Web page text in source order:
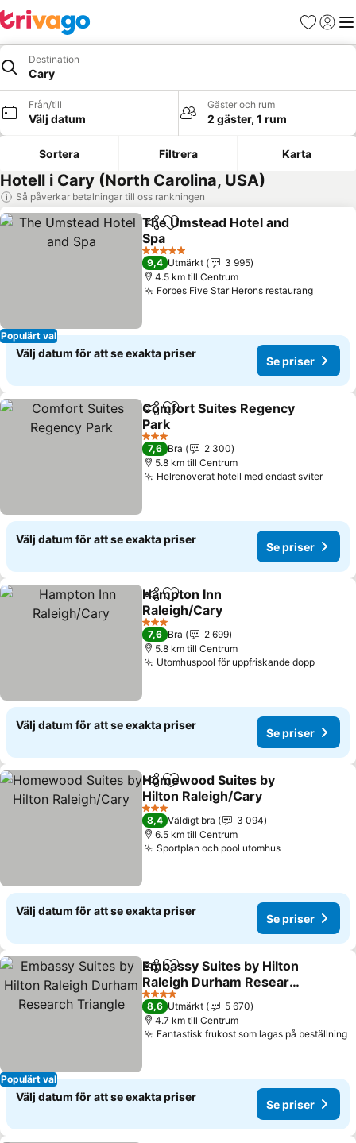
Favoriter
Logga
Destination
Cary
Från/till
Välj datum
Gäster och rum
2 gäster, 1 rum
Sortera Filtrera Karta
Hotell i Cary (North Carolina, USA)
Så påverkar betalningar till oss rankningen
Populärt val
Dela Lägg till i Mina Favoriter
The Umstead Hotel and
Spa
Se priser
5 Stjärnor
9,4 Utmärkt
3 995
4.5 km till Centrum
Forbes Five Star Herons restaurangSe
Välj datum för att se exakta priser
Se priser
Dela Lägg till i Mina Favoriter
Comfort Suites Regency
Park
Se priser
3 Stjärnor
7,6 Bra
2 300
5.8 km till Centrum
Helrenoverat hotell med endast sviterSe
Välj datum för att se exakta priser
Se priser
Dela Lägg till i Mina Favoriter
Hampton Inn
Raleigh/Cary
Se priser
3 Stjärnor
7,6 Bra
2 699
5.8 km till Centrum
Utomhuspool för uppfriskande doppSe
Välj datum för att se exakta priser
Se priser
Dela Lägg till i Mina Favoriter
Homewood Suites by
Hilton Raleigh/Cary
Se priser
3 Stjärnor
8,4 Väldigt bra
3 094
6.5 km till Centrum
Sportplan och pool utomhusSe priser
Välj datum för att se exakta priser
Se priser
Populärt val
Dela Lägg till i Mina Favoriter
Embassy Suites by Hilton
Raleigh Durham Research
Triangle
Se priser
4 Stjärnor
8,6 Utmärkt
5 670
4.7 km till Centrum
Fantastisk frukost som lagas på beställning
Välj datum för att se exakta priser
Se priser